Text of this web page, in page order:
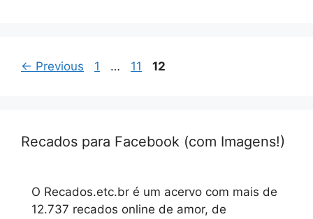
← Previous Page
1 … Page
11 Page
12
Recados para Facebook (com Imagens!)
O Recados.etc.br é um acervo com mais de
12.737 recados online de amor, de